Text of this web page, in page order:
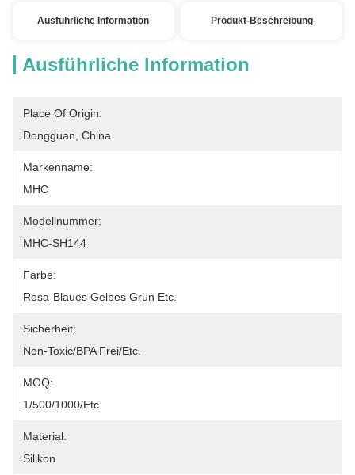
Ausführliche Information Produkt-Beschreibung
Ausführliche Information
Place Of Origin:
Dongguan, China
Markenname:
MHC
Modellnummer:
MHC-SH144
Farbe:
Rosa-Blaues Gelbes Grün Etc.
Sicherheit:
Non-Toxic/BPA Frei/etc.
MOQ:
1/500/1000/etc.
Material:
Silikon